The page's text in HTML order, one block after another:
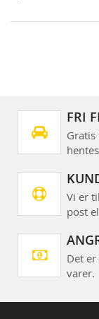
FRI
Vi er
post
Det
varer.